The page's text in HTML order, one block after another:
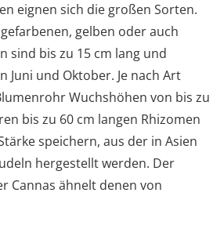
eignen sich die großen Sorten.
gelben oder auch
sind bis zu 15 cm lang und
Juni und Oktober. Je nach Art
Wuchshöhen von bis zu
bis zu 60 cm langen Rhizomen
speichern, aus der in Asien
hergestellt werden. Der
Cannas ähnelt denen von